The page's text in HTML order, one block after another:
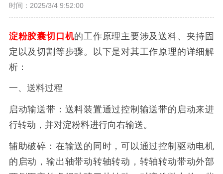
时间：2025/3/4 9:52:00
淀粉胶囊切口机的工作原理主要涉及送料、夹持固
定以及切割等步骤。以下是对其工作原理的详细解
析：
一、送料过程
启动输送带：送料装置通过控制输送带的启动来进
行转动，并对淀粉料进行向右输送。
辅助破碎：在输送的同时，可以通过控制驱动电机
的启动，输出轴带动转轴转动，转轴转动带动外部